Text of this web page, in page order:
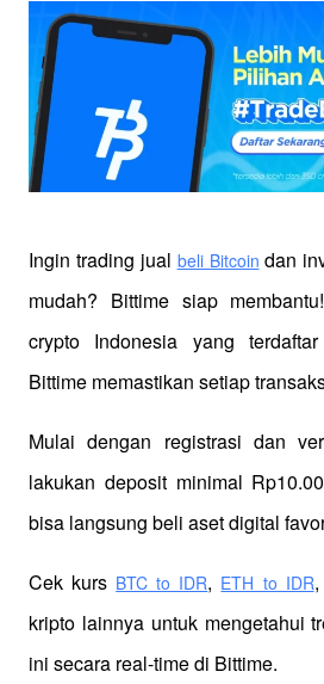
Ingin trading jual beli Bitcoin dan
mudah? Bittime siap
crypto Indonesia yang
Bittime memastikan setiap
Mulai dengan registrasi dan
lakukan deposit minimal
bisa langsung beli aset digital
Cek kurs BTC to IDR, ETH to IDR,
kripto lainnya untuk mengetahui
ini secara real-time di Bittime.